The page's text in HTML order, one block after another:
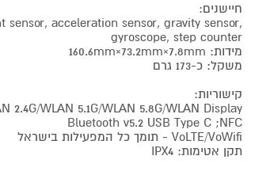
חיישנים:
acceleration sensor, gravity sensor,
gyroscope, step counter
מידות: 160.6mm×73.2mm×7.8mm
משקל: כ-173 גרם
קישוריות:
2.4G/WLAN 5.1G/WLAN 5.8G/WLAN Display;
Bluetooth v5.2 USB Type C ;NFC
VoLTE/VoWifi - תומך כל המפעילות בישראל
תקן אטימות: IPX4